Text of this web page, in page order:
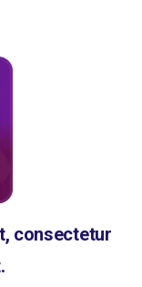
consectetur